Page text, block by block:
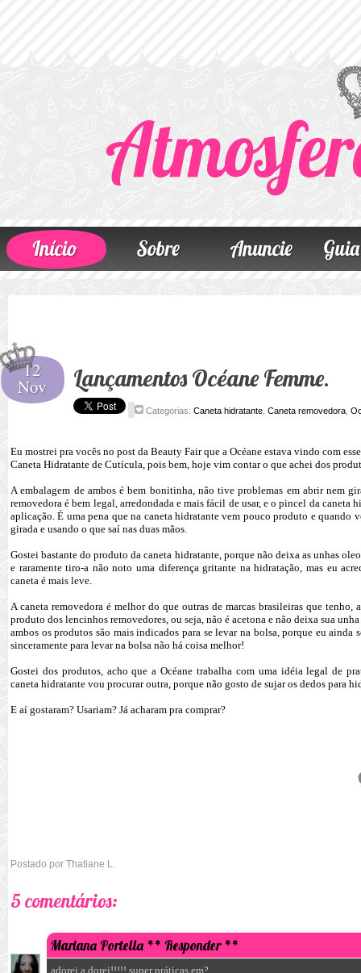
12
Nov Lançamentos Océane Femme.
Categorias: Caneta hidratante Caneta removedora
Eu mostrei pra vocês no post da Beauty Fair que a Océane estava vindo com
Caneta Hidratante de Cutícula, pois bem, hoje vim contar o que achei dos
A embalagem de ambos é bem bonitinha, não tive problemas em abrir nem
removedora é bem legal, arredondada e mais fácil de usar, e o pincel da caneta
aplicação. É uma pena que na caneta hidratante vem pouco produto e quando
girada e usando o que saí nas duas mãos.
Gostei bastante do produto da caneta hidratante, porque não deixa as unhas
e raramente tiro-a não noto uma diferença gritante na hidratação, mas eu
caneta é mais leve.
A caneta removedora é melhor do que outras de marcas brasileiras que
produto dos lencinhos removedores, ou seja, não é acetona e não deixa sua
ambos os produtos são mais indicados para se levar na bolsa, porque eu
sinceramente para levar na bolsa não há coisa melhor!
Gostei dos produtos, acho que a Océane trabalha com uma idéia legal de
caneta hidratante vou procurar outra, porque não gosto de sujar os dedos para
E aí gostaram? Usariam? Já acharam pra comprar?
Postado por Thatiane L.
5 comentários:
Mariana Portella ** Responder **
adorei,a dorei!!!!! super práticas em?